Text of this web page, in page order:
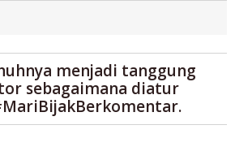
menjadi tanggung
sebagaimana diatur